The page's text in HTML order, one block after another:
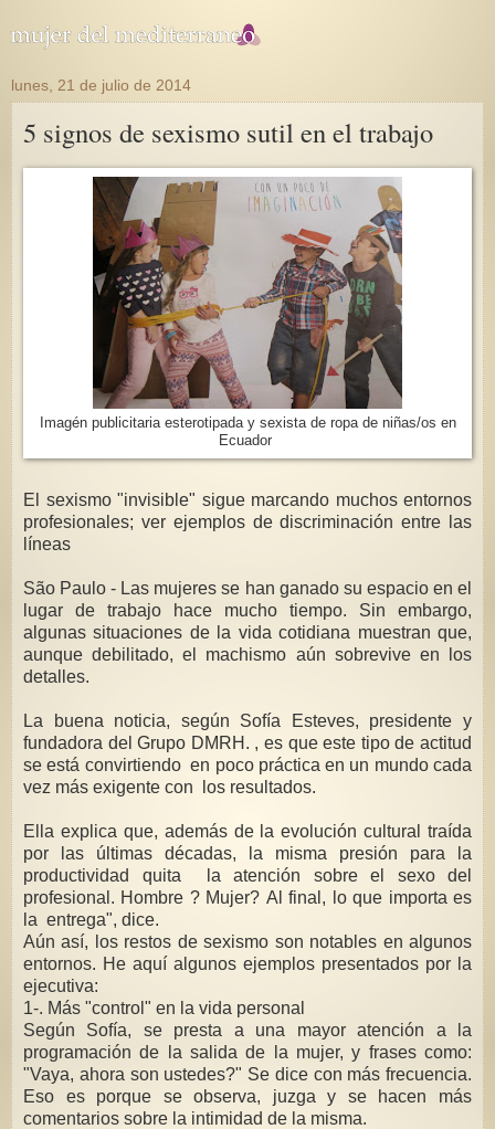
lunes, 21 de julio de 2014
5 signos de sexismo sutil en el trabajo
Imagén publicitaria esterotipada y sexista de ropa de niñas/os en
Ecuador
El sexismo "invisible" sigue marcando muchos entornos
profesionales; ver ejemplos de discriminación entre las
líneas
São Paulo - Las mujeres se han ganado su espacio en el
lugar de trabajo hace mucho tiempo. Sin embargo,
algunas situaciones de la vida cotidiana muestran que,
aunque debilitado, el machismo aún sobrevive en los
detalles.
La buena noticia, según Sofía Esteves, presidente y
fundadora del Grupo DMRH. , es que este tipo de actitud
se está convirtiendo en poco práctica en un mundo cada
vez más exigente con los resultados.
Ella explica que, además de la evolución cultural traída
por las últimas décadas, la misma presión para la
productividad quita la atención sobre el sexo del
profesional. Hombre ? Mujer? Al final, lo que importa es
la entrega", dice.
Aún así, los restos de sexismo son notables en algunos
entornos. He aquí algunos ejemplos presentados por la
ejecutiva:
1-. Más "control" en la vida personal
Según Sofía, se presta a una mayor atención a la
programación de la salida de la mujer, y frases como:
"Vaya, ahora son ustedes?" Se dice con más frecuencia.
Eso es porque se observa, juzga y se hacen más
comentarios sobre la intimidad de la misma.